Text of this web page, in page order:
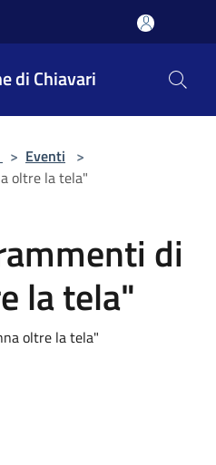
di Chiavari
> Eventi >
oltre la tela"
di
la tela"
oltre la tela"